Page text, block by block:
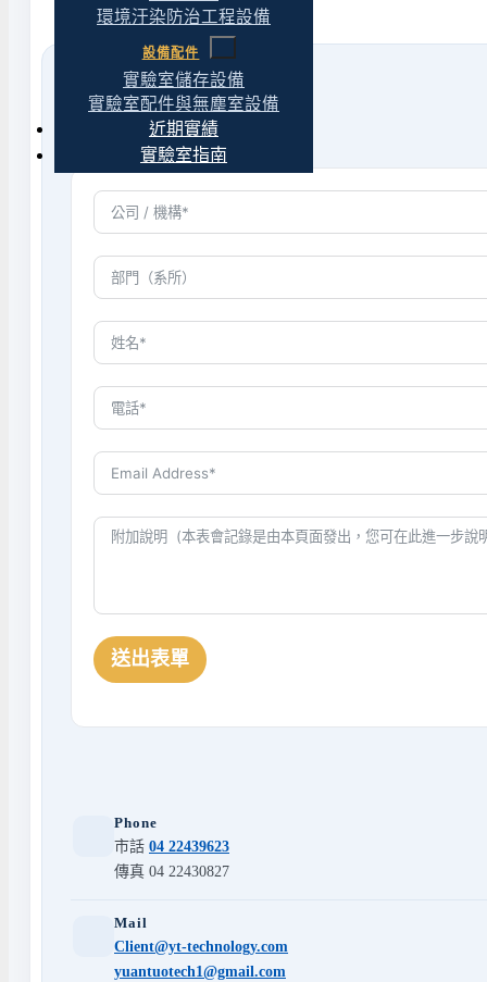
環境汙染防治工程設備
設備配件
實驗室儲存設備
實驗室配件與無塵室設備
近期實績
實驗室指南
送出表單
Phone
市話 04 22439623
傳真 04 22430827
Mail
Client@yt-technology.com
yuantuotech1@gmail.com